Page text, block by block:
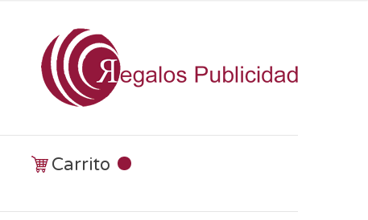
Carrito